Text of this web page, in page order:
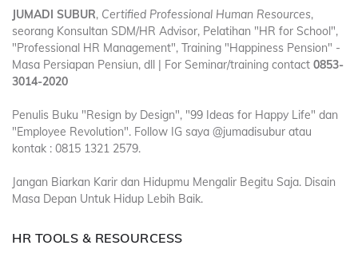
JUMADI SUBUR, Certified Professional Human Resources,
seorang Konsultan SDM/HR Advisor, Pelatihan "HR for School",
"Professional HR Management", Training "Happiness Pension" -
Masa Persiapan Pensiun, dll | For Seminar/training contact 0853-
3014-2020
Penulis Buku "Resign by Design", "99 Ideas for Happy Life" dan
"Employee Revolution". Follow IG saya @jumadisubur atau
kontak : 0815 1321 2579.
Jangan Biarkan Karir dan Hidupmu Mengalir Begitu Saja. Disain
Masa Depan Untuk Hidup Lebih Baik.
HR TOOLS & RESOURCESS